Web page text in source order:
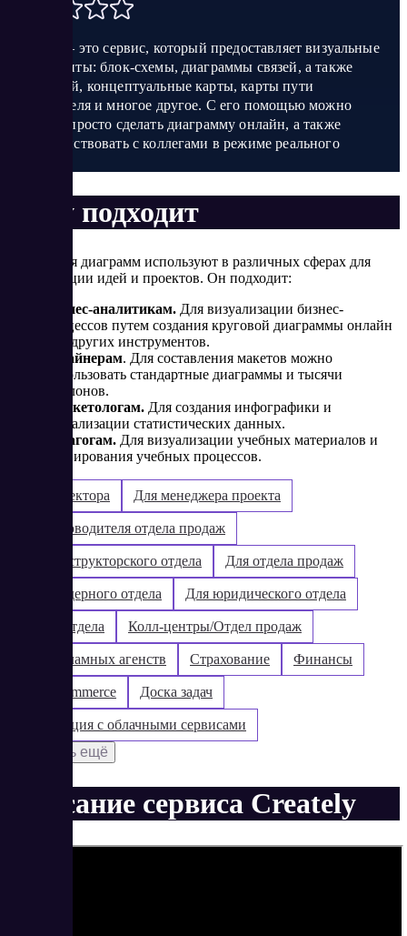
Creately — это сервис, который предоставляет визуальные
инструменты: блок-схемы, диаграммы связей, а также
отношений, концептуальные карты, карты пути
пользователя и многое другое. С его помощью можно
быстро и просто сделать диаграмму онлайн, а также
взаимодействовать с коллегами в режиме реального
Кому подходит
Сервис для диаграмм используют в различных сферах для
визуализации идей и проектов. Он подходит:
Бизнес-аналитикам. Для визуализации бизнес-
процессов путем создания круговой диаграммы онлайн
или других инструментов.
Дизайнерам. Для составления макетов можно
использовать стандартные диаграммы и тысячи
шаблонов.
Маркетологам. Для создания инфографики и
визуализации статистических данных.
Педагогам. Для визуализации учебных материалов и
планирования учебных процессов.
Для директора Для менеджера проекта
Для руководителя отдела продаж
Для конструкторского отдела Для отдела продаж
Для тендерного отдела Для юридического отдела
Для IT-отдела Колл-центры/Отдел продаж
Для рекламных агенств Страхование Финансы
Для e-commerce Доска задач
Интеграция с облачными сервисами
Показать ещё
Описание сервиса Creately